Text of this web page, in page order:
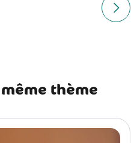
hybrides à connaître et les
Article
thème